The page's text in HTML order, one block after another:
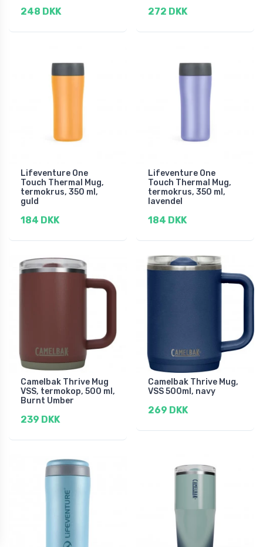
248 DKK 272 DKK
Lifeventure One
Touch Thermal Mug,
termokrus, 350 ml,
guld
184 DKK
Lifeventure One
Touch Thermal Mug,
termokrus, 350 ml,
lavendel
184 DKK
Camelbak Thrive Mug
VSS, termokop, 500 ml,
Burnt Umber
239 DKK
Camelbak Thrive Mug,
VSS 500ml, navy
269 DKK